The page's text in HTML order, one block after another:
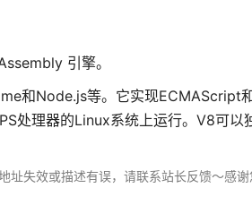
引擎。
和Node.js等。它实现ECMAScript
处理器的Linux系统上运行。V8可以
址失效或描述有误，请联系站长反馈～感